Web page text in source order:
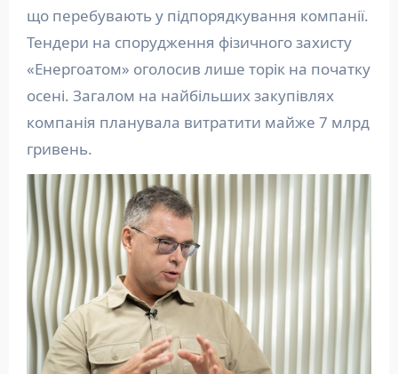
що перебувають у підпорядкування компанії.
Тендери на спорудження фізичного захисту
«Енергоатом» оголосив лише торік на початку
осені. Загалом на найбільших закупівлях
компанія планувала витратити майже 7 млрд
гривень.